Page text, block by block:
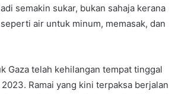
semakin sukar, bukan sahaja kerana
air untuk minum, memasak, dan
Gaza telah kehilangan tempat tinggal
Ramai yang kini terpaksa berjalan